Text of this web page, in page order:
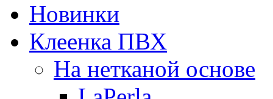
Новинки
Клеенка ПВХ
На нетканой основе